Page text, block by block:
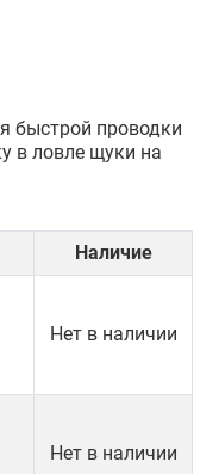
быстрой проводки
в ловле щуки на
Наличие
Нет в наличии
Нет в наличии